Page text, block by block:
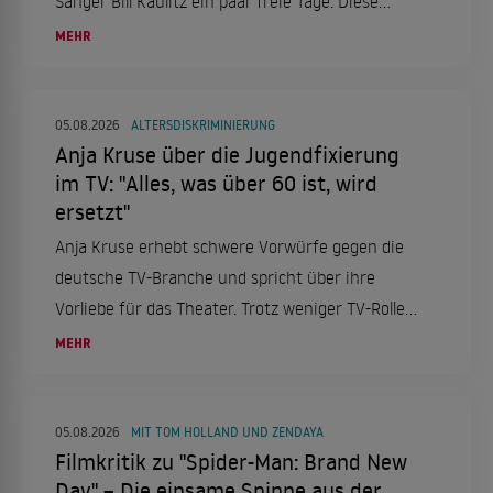
verbringt er in Italien, genauer gesagt in Rom.
MEHR
05.08.2026 ALTERSDISKRIMINIERUNG
Anja Kruse über die Jugendfixierung
im TV: "Alles, was über 60 ist, wird
ersetzt"
Anja Kruse erhebt schwere Vorwürfe gegen die
deutsche TV-Branche und spricht über ihre
Vorliebe für das Theater. Trotz weniger TV-Rollen
bleibt sie aktiv und engagiert.
MEHR
05.08.2026 MIT TOM HOLLAND UND ZENDAYA
Filmkritik zu "Spider-Man: Brand New